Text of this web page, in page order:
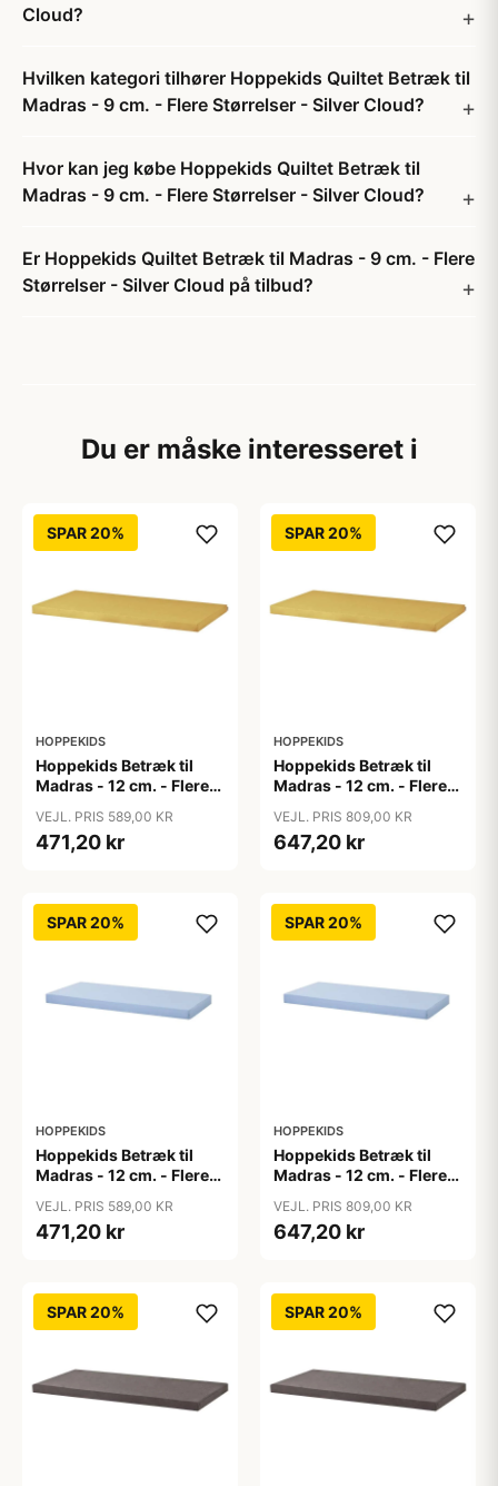
Cloud?
Hvilken kategori tilhører Hoppekids Quiltet Betræk til
Madras - 9 cm. - Flere Størrelser - Silver Cloud?
Hvor kan jeg købe Hoppekids Quiltet Betræk til
Madras - 9 cm. - Flere Størrelser - Silver Cloud?
Er Hoppekids Quiltet Betræk til Madras - 9 cm. - Flere
Størrelser - Silver Cloud på tilbud?
Du er måske interesseret i
SPAR 20%
HOPPEKIDS
Hoppekids Betræk til
Madras - 12 cm. - Flere
Yellow
VEJL. PRIS 589,00 KR
471,20 kr
SPAR 20%
HOPPEKIDS
Hoppekids Betræk til
Madras - 12 cm. - Flere
Yellow
VEJL. PRIS 809,00 KR
647,20 kr
SPAR 20%
HOPPEKIDS
Hoppekids Betræk til
Madras - 12 cm. - Flere
VEJL. PRIS 589,00 KR
471,20 kr
SPAR 20%
HOPPEKIDS
Hoppekids Betræk til
Madras - 12 cm. - Flere
VEJL. PRIS 809,00 KR
647,20 kr
SPAR 20% SPAR 20%